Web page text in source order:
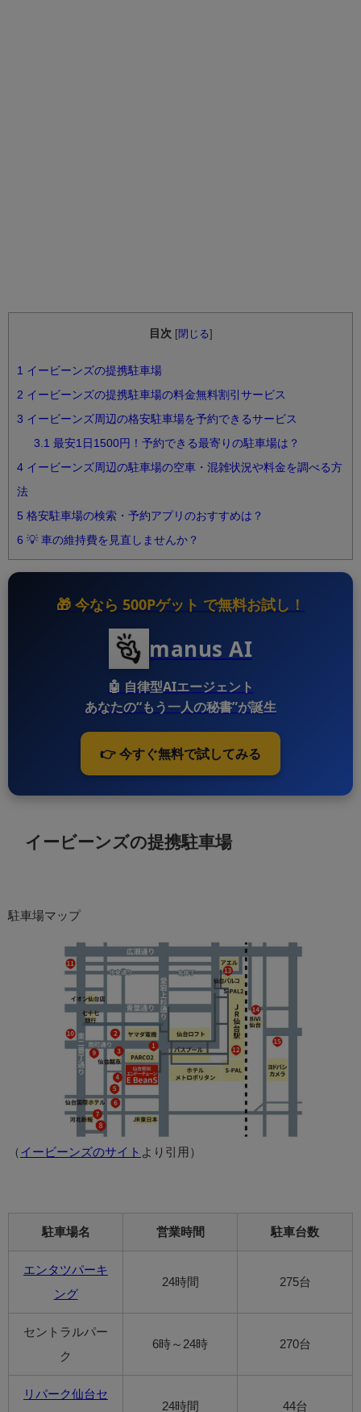
目次 閉じる
1 イービーンズの提携駐車場
2 イービーンズの提携駐車場の料金無料割引サービス
3 イービーンズ周辺の格安駐車場を予約できるサービス
3.1 最安1日1500円！予約できる最寄りの駐車場は？
4 イービーンズ周辺の駐車場の空車・混雑状況や料金を調べる方
法
5 格安駐車場の検索・予約アプリのおすすめは？
6 💡 車の維持費を見直しませんか？
🎁 今なら 500Pゲット で無料お試し！
manus AI
🤖 自律型AIエージェント
あなたの“もう一人の秘書”が誕生
👉 今すぐ無料で試してみる
イービーンズの提携駐車場
駐車場マップ
（ イービーンズのサイト より引用）
駐車場名 営業時間 駐車台数
エンタツパーキ
ング
24時間 275台
セントラルパー
ク
6時～24時 270台
リパーク仙台セ
24時間
44台